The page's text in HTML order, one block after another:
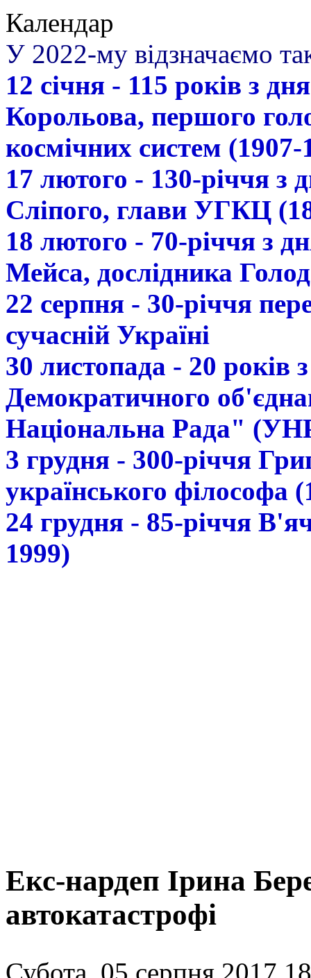
Календар
У 2022-му відзначаємо
12 січня - 115 років з
Корольова, першого
космічних систем (1907-
17 лютого - 130-річчя з
Сліпого, глави УГКЦ
18 лютого - 70-річчя з
Мейса, дослідника
22 серпня - 30-річчя
сучасній Україні
30 листопада - 20 років
Демократичного
Національна Рада"
3 грудня - 300-річчя
українського філософа
24 грудня - 85-річчя
1999)
Екс-нардеп Ірина
автокатастрофі
Субота, 05 серпня 2017